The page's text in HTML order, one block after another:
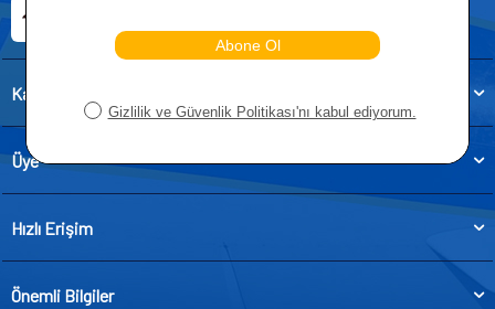
Kategoriler
Üye
Hızlı Erişim
Önemli Bilgiler